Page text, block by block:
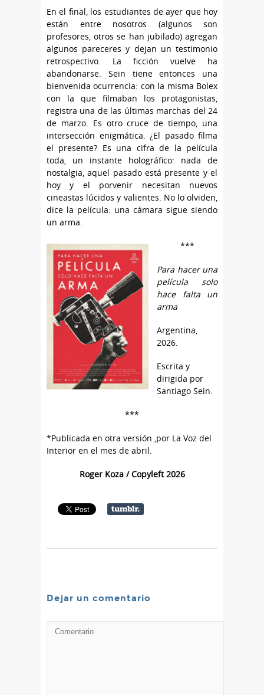
En el final, los estudiantes de ayer que hoy
están entre nosotros (algunos son
profesores, otros se han jubilado) agregan
algunos pareceres y dejan un testimonio
retrospectivo. La ficción vuelve ha
abandonarse. Sein tiene entonces una
bienvenida ocurrencia: con la misma Bolex
con la que filmaban los protagonistas,
registra una de las últimas marchas del 24
de marzo. Es otro cruce de tiempo, una
intersección enigmática. ¿El pasado filma
el presente? Es una cifra de la película
toda, un instante holográfico: nada de
nostalgia, aquel pasado está presente y el
hoy y el porvenir necesitan nuevos
cineastas lúcidos y valientes. No lo olviden,
dice la película: una cámara sigue siendo
un arma.
***
Para hacer una
película solo
hace falta un
arma
Argentina,
2026.
Escrita y
dirigida por
Santiago Sein.
***
*Publicada en otra versión ,por La Voz del
Interior en el mes de abril.
Roger Koza / Copyleft 2026
Dejar un comentario